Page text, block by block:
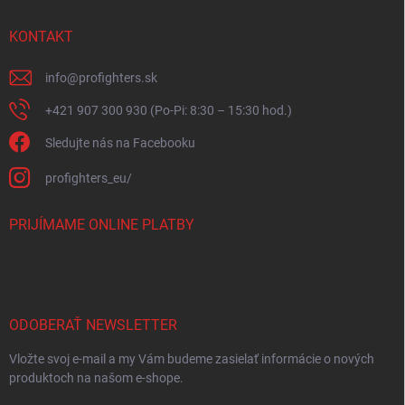
KONTAKT
info@profighters.sk
+421 907 300 930 (Po-Pi: 8:30 – 15:30 hod.)
Sledujte nás na Facebooku
profighters_eu/
PRIJÍMAME ONLINE PLATBY
ODOBERAŤ NEWSLETTER
Vložte svoj e-mail a my Vám budeme zasielať informácie o nových
produktoch na našom e-shope.